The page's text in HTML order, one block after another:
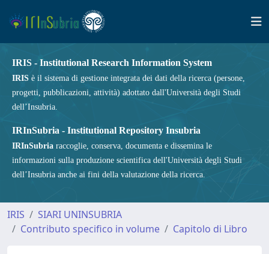
IRIS - Institutional Research Information System
IRIS è il sistema di gestione integrata dei dati della ricerca (persone,
progetti, pubblicazioni, attività) adottato dall'Università degli Studi
dell’Insubria.
IRInSubria - Institutional Repository Insubria
IRInSubria raccoglie, conserva, documenta e dissemina le
informazioni sulla produzione scientifica dell'Università degli Studi
dell’Insubria anche ai fini della valutazione della ricerca.
IRIS
SIARI UNINSUBRIA
Contributo specifico in volume
Capitolo di Libro